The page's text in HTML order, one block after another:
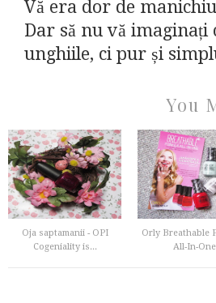
Vă era dor de
Dar să nu vă
unghiile, ci pur și
You
Oja saptamanii - OPI
Cogeniality is...
Orly Breathable
All-In-One